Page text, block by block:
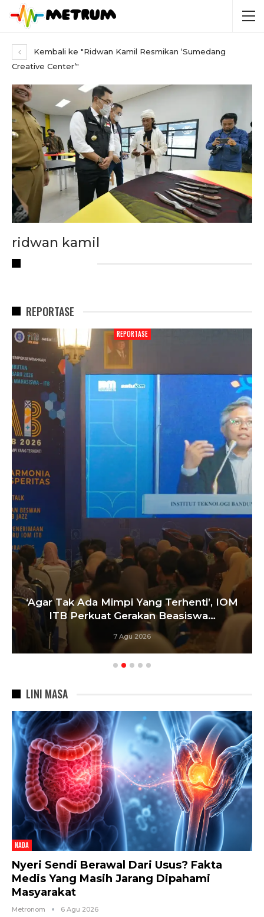
Kembali ke "Ridwan Kamil Resmikan ‘Sumedang
Creative Center’"
ridwan kamil
REPORTASE
REPORTASE
‘Agar Tak Ada Mimpi Yang Terhenti’, IOM
ITB Perkuat Gerakan Beasiswa…
7 Agu 2026
LINI MASA
NADA
Nyeri Sendi Berawal Dari Usus? Fakta
Medis Yang Masih Jarang Dipahami
Masyarakat
Metronom 6 Agu 2026